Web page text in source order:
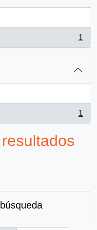
1
1